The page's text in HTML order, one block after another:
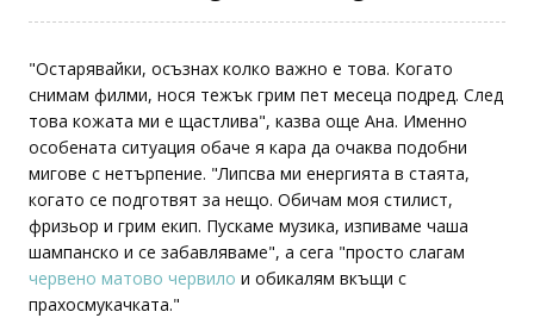
"Остарявайки, осъзнах колко важно е това. Когато
снимам филми, нося тежък грим пет месеца подред. След
това кожата ми е щастлива", казва още Ана. Именно
особената ситуация обаче я кара да очаква подобни
мигове с нетърпение. "Липсва ми енергията в стаята,
когато се подготвят за нещо. Обичам моя стилист,
фризьор и грим екип. Пускаме музика, изпиваме чаша
шампанско и се забавляваме", а сега "просто слагам
червено матово червило и обикалям вкъщи с
прахосмукачката."